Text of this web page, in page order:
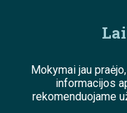
Mokymai jau
informacijos
rekomenduojame